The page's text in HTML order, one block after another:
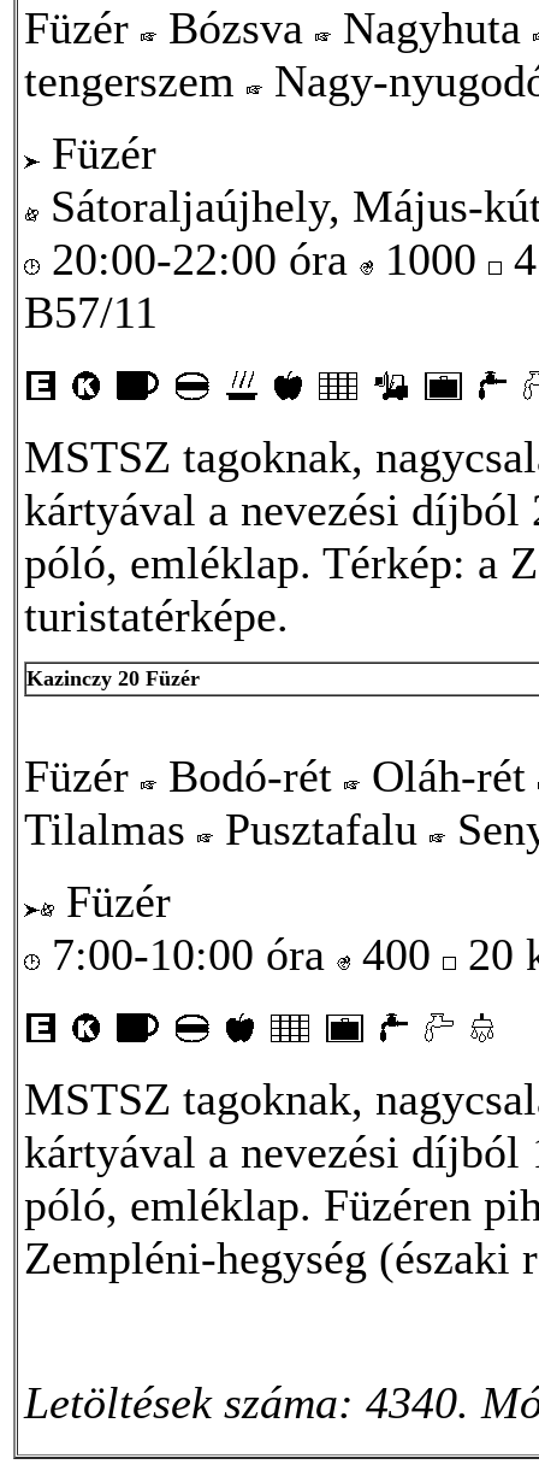
Füzér Bózsva
Nagyhuta
tengerszem
Nagy-
Füzér
Sátoraljaújhely, Május-
20:00-22:00 óra
1000
B57/11
MSTSZ tagoknak,
kártyával a nevezési
póló, emléklap. Térkép: a
turistatérképe.
Kazinczy 20 Füzér
Füzér Bodó-rét
Oláh-rét
Tilalmas
Pusztafalu
Füzér
7:00-10:00 óra
400 20
MSTSZ tagoknak,
kártyával a nevezési
póló, emléklap. Füzéren
Zempléni-hegység (északi
Letöltések száma: 4340.